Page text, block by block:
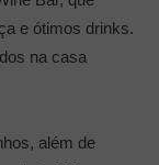
e ótimos drinks.
na casa
além de